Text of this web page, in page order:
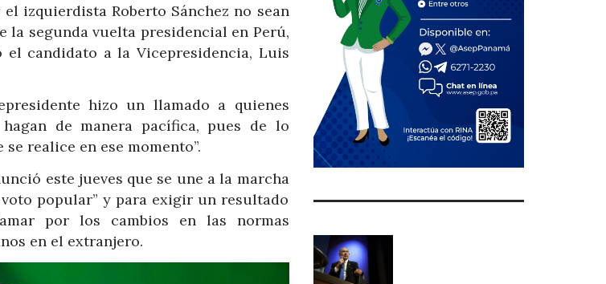
izquierdista Roberto Sánchez no sean
la segunda vuelta presidencial en Perú,
candidato a la Vicepresidencia, Luis
hizo un llamado a quienes
de manera pacífica, pues de lo
realice en ese momento”.
este jueves que se une a la marcha
popular” y para exigir un resultado
por los cambios en las normas
en el extranjero.